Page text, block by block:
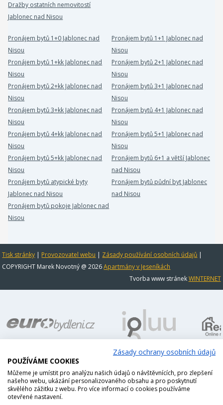
Dražby ostatních nemovitostí
Jablonec nad Nisou
Pronájem bytů 1+0 Jablonec nad
Nisou
Pronájem bytů 1+1 Jablonec nad
Nisou
Pronájem bytů 1+kk Jablonec nad
Nisou
Pronájem bytů 2+1 Jablonec nad
Nisou
Pronájem bytů 2+kk Jablonec nad
Nisou
Pronájem bytů 3+1 Jablonec nad
Nisou
Pronájem bytů 3+kk Jablonec nad
Nisou
Pronájem bytů 4+1 Jablonec nad
Nisou
Pronájem bytů 4+kk Jablonec nad
Nisou
Pronájem bytů 5+1 Jablonec nad
Nisou
Pronájem bytů 5+kk Jablonec nad
Nisou
Pronájem bytů 6+1 a větší Jablonec
nad Nisou
Pronájem bytů atypické byty
Jablonec nad Nisou
Pronájem bytů půdní byt Jablonec
nad Nisou
Pronájem bytů pokoje Jablonec nad
Nisou
Tisk stránky | Provozovatel webu | Zásady používání osobních údajů |
COPYRIGHT Marek Novotný @ 2026Apartmány v Jeseníkách
Tvorba www stránekWINTERNET
Zásady ochrany osobních údajů
POUŽÍVÁME COOKIES
Můžeme je umístit pro analýzu našich údajů o návštěvnících, pro zlepšení
našeho webu, ukázání personalizovaného obsahu a pro poskytnutí
skvělého zážitku z webu. Pro více informací o cookies používáme
otevřené nastavení.